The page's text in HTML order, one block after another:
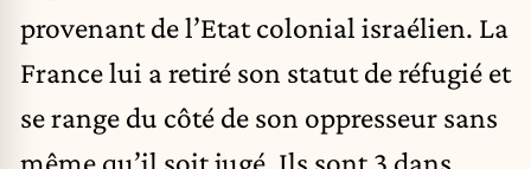
provenant de l’Etat colonial israélien. La
France lui a retiré son statut de réfugié et
se range du côté de son oppresseur sans
même qu’il soit jugé. Ils sont 3 dans